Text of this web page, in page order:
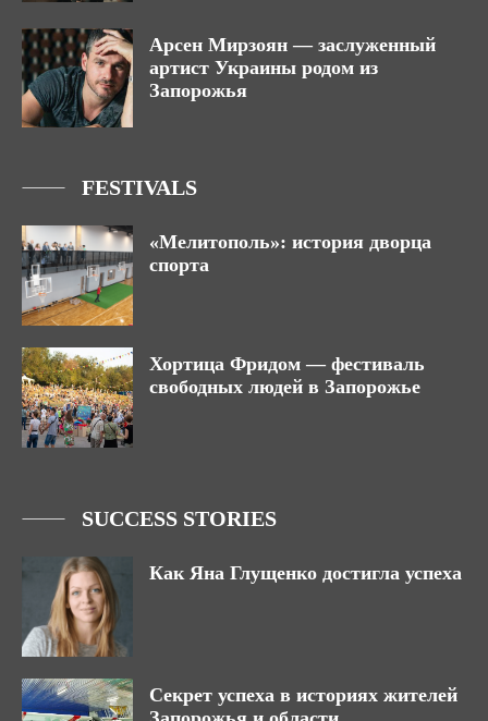
Арсен Мирзоян — заслуженный
артист Украины родом из
Запорожья
FESTIVALS
«Мелитополь»: история дворца
спорта
Хортица Фридом — фестиваль
свободных людей в Запорожье
SUCCESS STORIES
Как Яна Глущенко достигла успеха
Секрет успеха в историях жителей